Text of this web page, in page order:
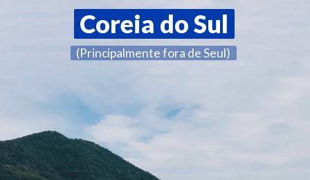
(Principalmente fora de Seul)
(Principalmente fora de Seul)
Coreia do Sul
Coreia do Sul